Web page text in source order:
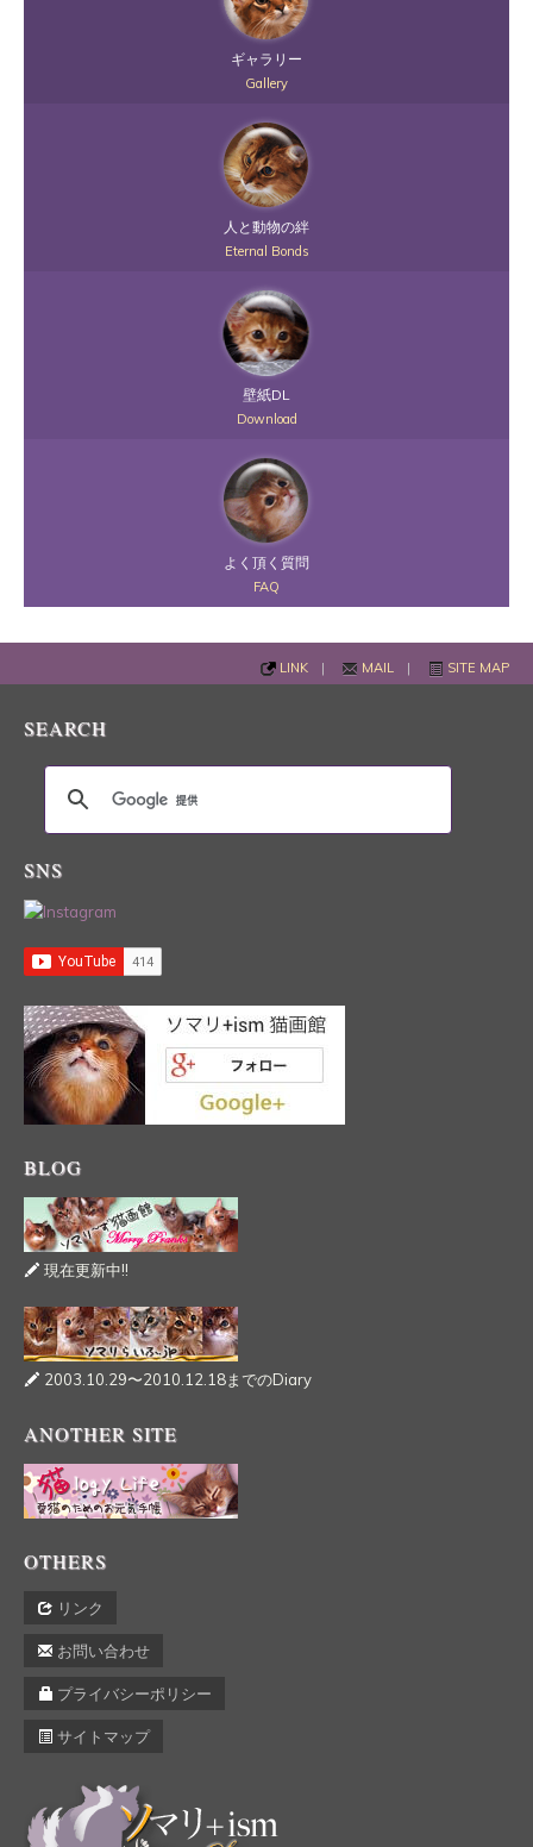
ギャラリー
Gallery
人と動物の絆
Eternal Bonds
壁紙DL
Download
よく頂く質問
FAQ
LINK | MAIL | SITE MAP
SEARCH
SNS
BLOG
現在更新中!!
2003.10.29〜2010.12.18までのDiary
ANOTHER SITE
OTHERS
リンク
お問い合わせ
プライバシーポリシー
サイトマップ